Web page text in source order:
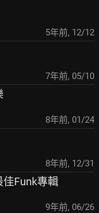
5年前, 12/12
7年前, 05/10
8年前, 01/24
8年前, 12/31
佳Funk專輯
9年前, 06/26